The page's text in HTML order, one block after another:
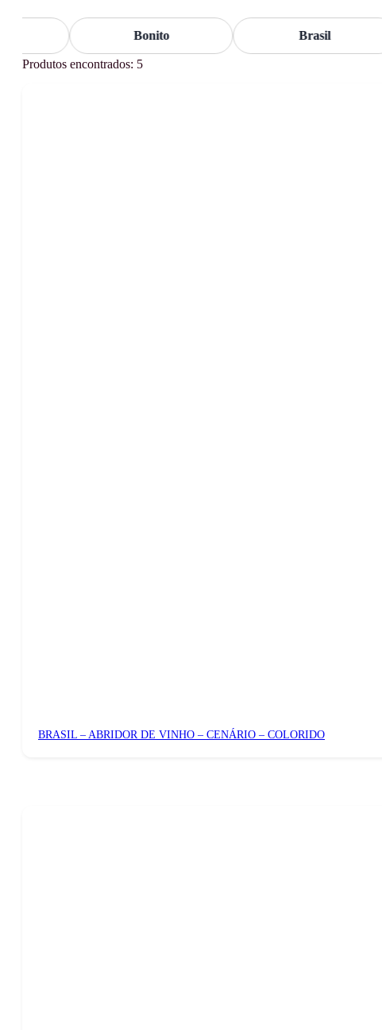
Bonito Brasil
Produtos encontrados: 5
BRASIL – ABRIDOR DE VINHO – CENÁRIO – COLORIDO